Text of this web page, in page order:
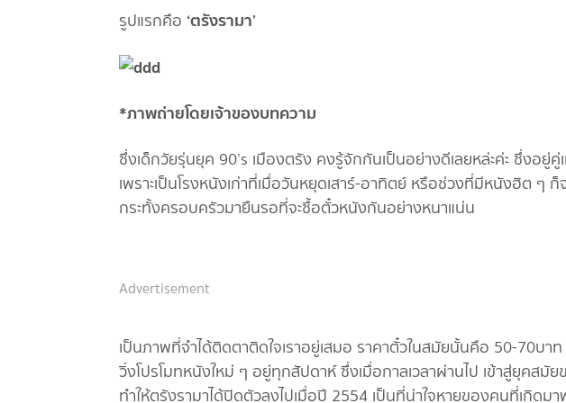
รูปแรกคือ ‘ตรังรามา’
*ภาพถ่ายโดยเจ้าของบทความ
ซึ่งเด็กวัยรุ่นยุค 90’s เมืองตรัง คงรู้จักกันเป็นอย่างดีเลยหล่ะค่ะ ซึ่งอยู่
เพราะเป็นโรงหนังเก่าที่เมื่อวันหยุดเสาร์-อาทิตย์ หรือช่วงที่มีหนังฮิต ๆ
กระทั้งครอบครัวมายืนรอที่จะซื้อตั๋วหนังกันอย่างหนาแน่น
Advertisement
เป็นภาพที่จำได้ติดตาติดใจเราอยู่เสมอ ราคาตั๋วในสมัยนั้นคือ 50-70บา
วิ่งโปรโมทหนังใหม่ ๆ อยู่ทุกสัปดาห์ ซึ่งเมื่อกาลเวลาผ่านไป เข้าสู่ยุคสมั
ทำให้ตรังรามาได้ปิดตัวลงไปเมื่อปี 2554 เป็นที่น่าใจหายของคนที่เกิดมา